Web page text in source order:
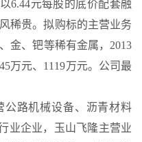
6.44元每股的底价配套融
稀贵。拟购标的主营业务
金、钯等稀有金属，2013
万元、1119万元。公司最
公路机械设备、沥青材料
业企业，玉山飞隆主营业